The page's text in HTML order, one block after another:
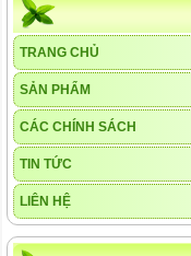
TRANG CHỦ
SẢN PHẨM
CÁC CHÍNH SÁCH
TIN TỨC
LIÊN HỆ